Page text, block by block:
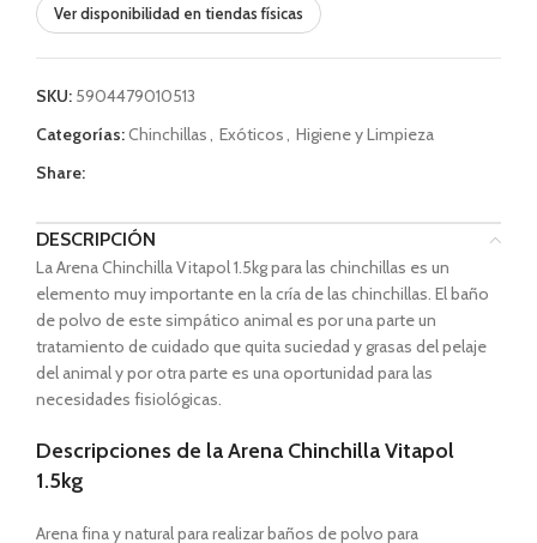
Ver disponibilidad en tiendas físicas
SKU: 5904479010513
Categorías:Chinchillas, Exóticos, Higiene y Limpieza
Share:
DESCRIPCIÓN
La Arena Chinchilla Vitapol 1.5kg para las chinchillas es un
elemento muy importante en la cría de las chinchillas. El baño
de polvo de este simpático animal es por una parte un
tratamiento de cuidado que quita suciedad y grasas del pelaje
del animal y por otra parte es una oportunidad para las
necesidades fisiológicas.
Descripciones de la Arena Chinchilla Vitapol
1.5kg
Arena fina y natural para realizar baños de polvo para